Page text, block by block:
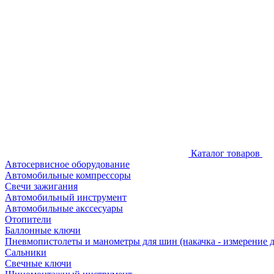
Каталог товаров
Автосервисное оборудование
Автомобильные компрессоры
Свечи зажигания
Автомобильный инструмент
Автомобильные акссесуары
Отопители
Баллонные ключи
Пневмопистолеты и манометры для шин (накачка - измерение
Сальники
Свечные ключи